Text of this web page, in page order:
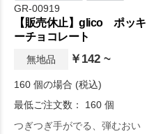
GR-00919
【販売休止】glico ポッキ
ーチョコレート
無地品 ￥142 ~
160 個の場合 (税込)
最低ご注文数： 160 個
つぎつぎ手がでる、弾むおい